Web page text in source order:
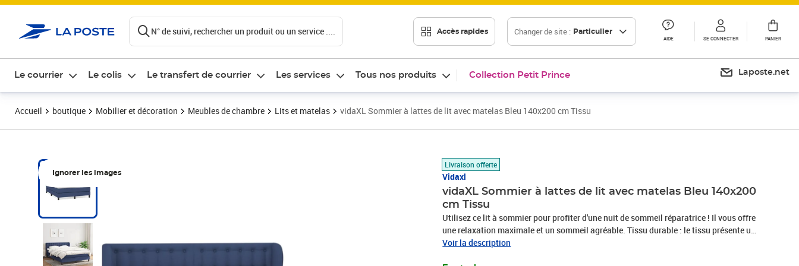
N° de suivi, rechercher un produit ou un service .... Accès rapides Changer de site : Particulier
AIDE SE CONNECTER PANIER
Le courrier Le colis Le transfert de courrier Les services Tous nos produits Collection Petit Prince Laposte.net
Accueil boutique Mobilier et décoration Meubles de chambre Lits et matelas vidaXL Sommier à lattes de lit avec matelas Bleu 140x200 cm Tissu
Ignorer les images
Livraison offerte
Vidaxl
vidaXL Sommier à lattes de lit avec matelas Bleu 140x200
cm Tissu
Utilisez ce lit à sommier pour profiter d'une nuit de sommeil réparatrice ! Il vous offre
une relaxation maximale et un sommeil agréable. Tissu durable : le tissu présente un
aspect simple et épuré, et il est respirant et durable.Tête de lit pratique : la tête de lit
Voir la description
Prix 506,89€